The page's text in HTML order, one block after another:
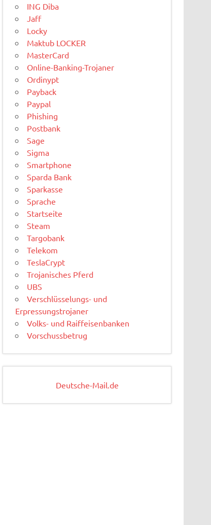
ING Diba
Jaff
Locky
Maktub LOCKER
MasterCard
Online-Banking-Trojaner
Ordinypt
Payback
Paypal
Phishing
Postbank
Sage
Sigma
Smartphone
Sparda Bank
Sparkasse
Sprache
Startseite
Steam
Targobank
Telekom
TeslaCrypt
Trojanisches Pferd
UBS
Verschlüsselungs- und
Erpressungstrojaner
Volks- und Raiffeisenbanken
Vorschussbetrug
Deutsche-Mail.de